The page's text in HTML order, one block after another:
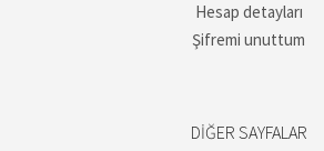
Hesap detayları
Şifremi unuttum
DIĞER SAYFALAR